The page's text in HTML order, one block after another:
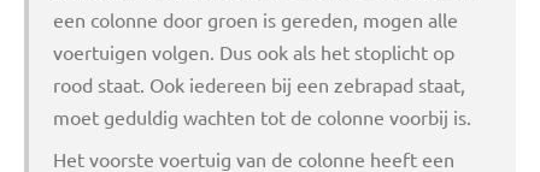
een colonne door groen is gereden, mogen alle
voertuigen volgen. Dus ook als het stoplicht op
rood staat. Ook iedereen bij een zebrapad staat,
moet geduldig wachten tot de colonne voorbij is.
Het voorste voertuig van de colonne heeft een